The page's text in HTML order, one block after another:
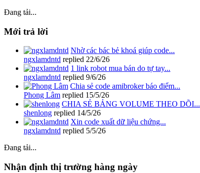
Đang tải...
Mới trả lời
Nhờ các bác bẻ khoá giúp code...
ngxlamdntd replied 22/6/26
1 link robot mua bán do tự tay...
ngxlamdntd replied 9/6/26
Chia sẻ code amibroker báo điểm...
Phong Lâm replied 15/5/26
CHIA SẺ BẢNG VOLUME THEO DÕI...
shenlong replied 14/5/26
Xin code xuất dữ liệu chứng...
ngxlamdntd replied 5/5/26
Đang tải...
Nhận định thị trường hàng ngày